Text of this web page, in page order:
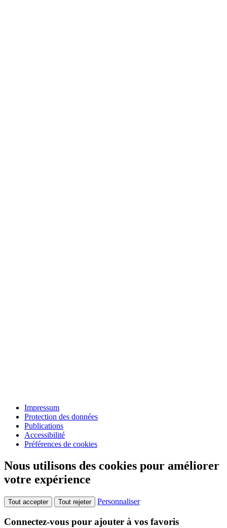
Impressum
Protection des données
Publications
Accessibilité
Préférences de cookies
Nous utilisons des cookies pour améliorer
votre expérience
Tout accepter Tout rejeter Personnaliser
Connectez-vous pour ajouter à vos favoris